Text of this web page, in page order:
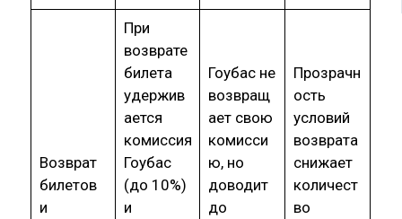
Возврат
билетов
и
При
возврате
билета
удержив
ается
комиссия
Гоубас
(до 10%)
и
Гоубас не
возвращ
ает свою
комисси
ю, но
доводит
до
Прозрачн
ость
условий
возврата
снижает
количест
во